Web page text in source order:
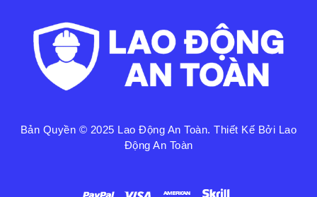
Bản Quyền © 2025 Lao Động An Toàn. Thiết Kế Bởi Lao
Động An Toàn